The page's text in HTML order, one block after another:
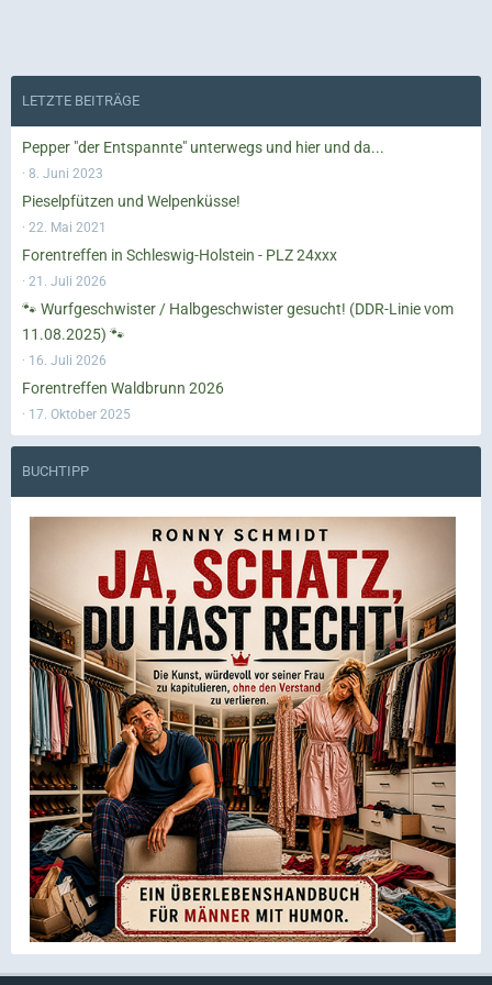
LETZTE BEITRÄGE
Pepper "der Entspannte" unterwegs und hier und da...
8. Juni 2023
Pieselpfützen und Welpenküsse!
22. Mai 2021
Forentreffen in Schleswig-Holstein - PLZ 24xxx
21. Juli 2026
🐾 Wurfgeschwister / Halbgeschwister gesucht! (DDR-Linie vom
11.08.2025) 🐾
16. Juli 2026
Forentreffen Waldbrunn 2026
17. Oktober 2025
BUCHTIPP